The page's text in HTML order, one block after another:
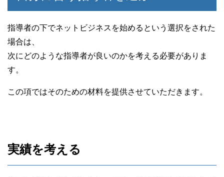
指導者の下でネットビジネスを始めるという選択をされた
場合は、
次にどのような指導者が良いのかを考える必要がありま
す。
この項ではそのための材料を提供させていただきます。
実績を考える